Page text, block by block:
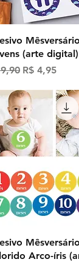
Visualização
(arte digital)
normal
Preço
R$ 4,95
Visualização
Arco-íris